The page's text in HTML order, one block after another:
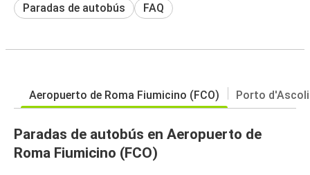
Paradas de autobús FAQ
Aeropuerto de Roma Fiumicino (FCO) Porto d'Ascoli
Paradas de autobús en Aeropuerto de
Roma Fiumicino (FCO)